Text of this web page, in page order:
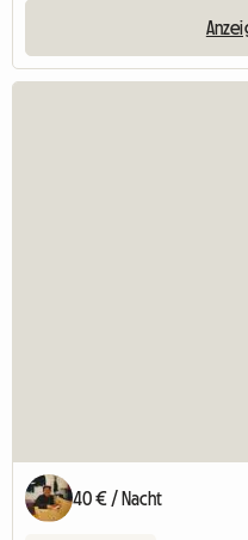
40 € / Nacht